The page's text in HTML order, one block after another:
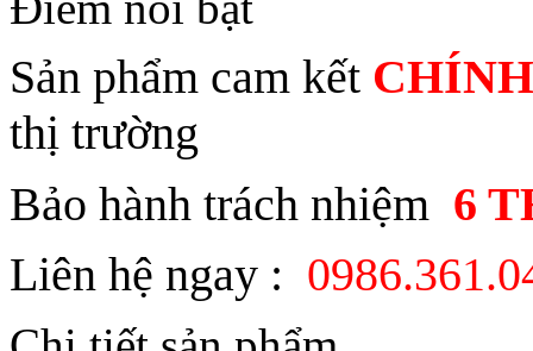
Sản phẩm cam kết
thị trường
Bảo hành trách nhiệm 6
Liên hệ ngay :